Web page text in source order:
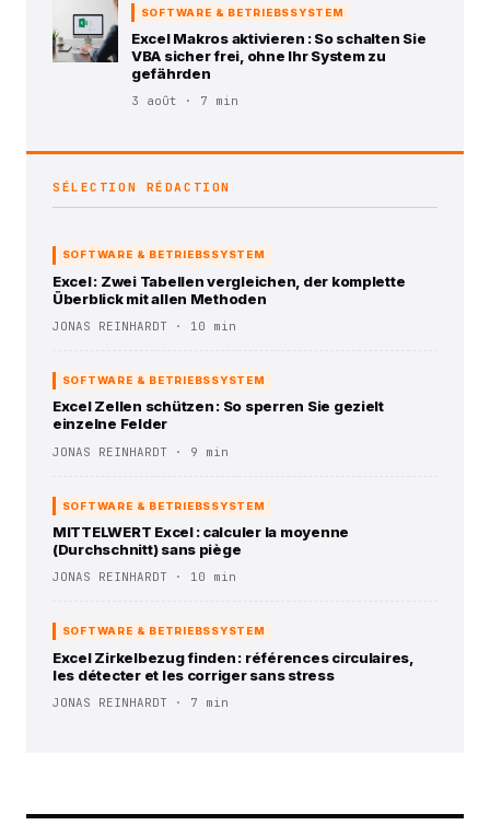
SOFTWARE & BETRIEBSSYSTEM
Excel Makros aktivieren : So schalten Sie
VBA sicher frei, ohne Ihr System zu
gefährden
3 août · 7 min
SÉLECTION RÉDACTION
SOFTWARE & BETRIEBSSYSTEM
Excel : Zwei Tabellen vergleichen, der komplette
Überblick mit allen Methoden
JONAS REINHARDT · 10 min
SOFTWARE & BETRIEBSSYSTEM
Excel Zellen schützen : So sperren Sie gezielt
einzelne Felder
JONAS REINHARDT · 9 min
SOFTWARE & BETRIEBSSYSTEM
MITTELWERT Excel : calculer la moyenne
(Durchschnitt) sans piège
JONAS REINHARDT · 10 min
SOFTWARE & BETRIEBSSYSTEM
Excel Zirkelbezug finden : références circulaires,
les détecter et les corriger sans stress
JONAS REINHARDT · 7 min